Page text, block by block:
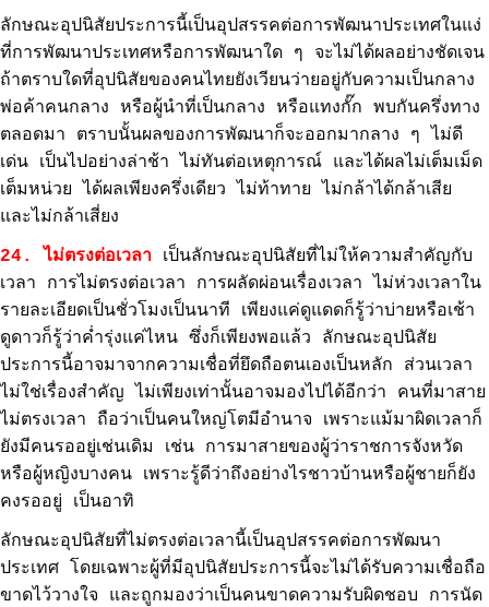
ลักษณะอุปนิสัยประการนี้เป็นอุปสรรคต่อการพัฒนาประเทศในแง่
ที่การพัฒนาประเทศหรือการพัฒนาใด ๆ จะไม่ได้ผลอย่างชัดเจน
ถ้าตราบใดที่อุปนิสัยของคนไทยยังเวียนว่ายอยู่กับความเป็นกลาง
พ่อค้าคนกลาง หรือผู้นำที่เป็นกลาง หรือแทงกั๊ก พบกันครึ่งทาง
ตลอดมา ตราบนั้นผลของการพัฒนาก็จะออกมากลาง ๆ ไม่ดี
เด่น เป็นไปอย่างล่าช้า ไม่ทันต่อเหตุการณ์ และได้ผลไม่เต็มเม็ด
เต็มหน่วย ได้ผลเพียงครึ่งเดียว ไม่ท้าทาย ไม่กล้าได้กล้าเสีย
และไม่กล้าเสี่ยง
24. ไม่ตรงต่อเวลา เป็นลักษณะอุปนิสัยที่ไม่ให้ความสำคัญกับ
เวลา การไม่ตรงต่อเวลา การผลัดผ่อนเรื่องเวลา ไม่ห่วงเวลาใน
รายละเอียดเป็นชั่วโมงเป็นนาที เพียงแค่ดูแดดก็รู้ว่าบ่ายหรือเช้า
ดูดาวก็รู้ว่าค่ำรุ่งแค่ไหน ซึ่งก็เพียงพอแล้ว ลักษณะอุปนิสัย
ประการนี้อาจมาจากความเชื่อที่ยึดถือตนเองเป็นหลัก ส่วนเวลา
ไม่ใช่เรื่องสำคัญ ไม่เพียงเท่านั้นอาจมองไปได้อีกว่า คนที่มาสาย
ไม่ตรงเวลา ถือว่าเป็นคนใหญ่โตมีอำนาจ เพราะแม้มาผิดเวลาก็
ยังมีคนรออยู่เช่นเดิม เช่น การมาสายของผู้ว่าราชการจังหวัด
หรือผู้หญิงบางคน เพราะรู้ดีว่าถึงอย่างไรชาวบ้านหรือผู้ชายก็ยัง
คงรออยู่ เป็นอาทิ
ลักษณะอุปนิสัยที่ไม่ตรงต่อเวลานี้เป็นอุปสรรคต่อการพัฒนา
ประเทศ โดยเฉพาะผู้ที่มีอุปนิสัยประการนี้จะไม่ได้รับความเชื่อถือ
ขาดไว้วางใจ และถูกมองว่าเป็นคนขาดความรับผิดชอบ การนัด